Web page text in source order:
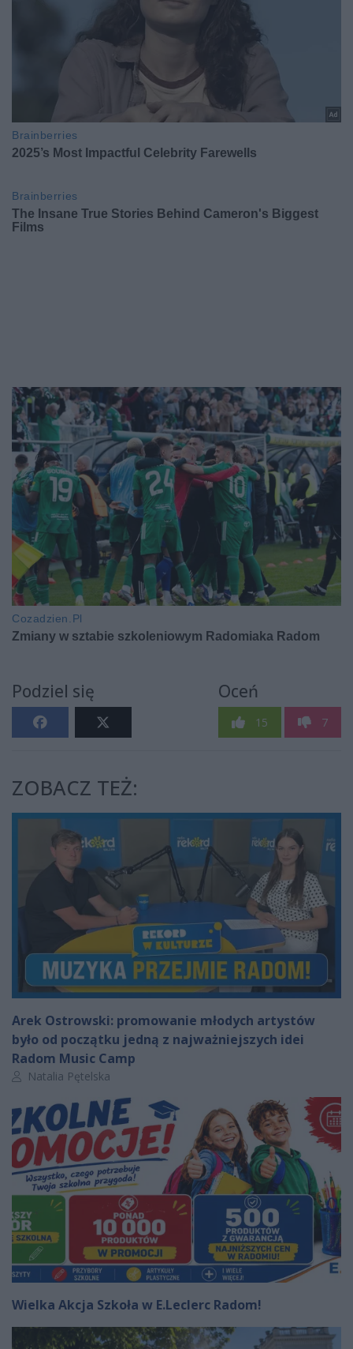
Podziel się Oceń
15 7
ZOBACZ TEŻ:
Arek Ostrowski: promowanie młodych artystów
było od początku jedną z najważniejszych idei
Radom Music Camp
Autor artykułu:
Natalia Pętelska
Wielka Akcja Szkoła w E.Leclerc Radom!